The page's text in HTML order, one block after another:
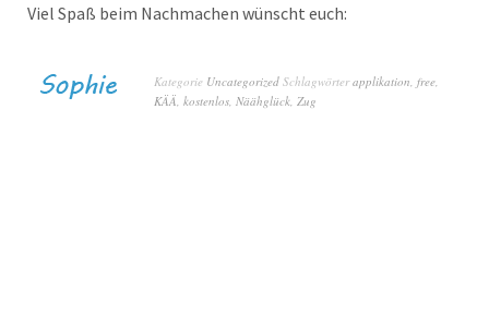
Viel Spaß beim Nachmachen wünscht euch:
Kategorie Uncategorized Schlagwörterapplikation, free,
KÄÄ, kostenlos, Näähglück, Zug